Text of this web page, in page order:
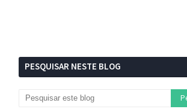
PESQUISAR NESTE BLOG